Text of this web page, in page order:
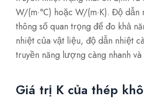
W/(m·℃) hoặc W/(m·K). Độ dẫn
thông số quan trọng để đo khả
nhiệt của vật liệu, độ dẫn nhiệt
truyền năng lượng càng nhanh
Giá trị K của thép